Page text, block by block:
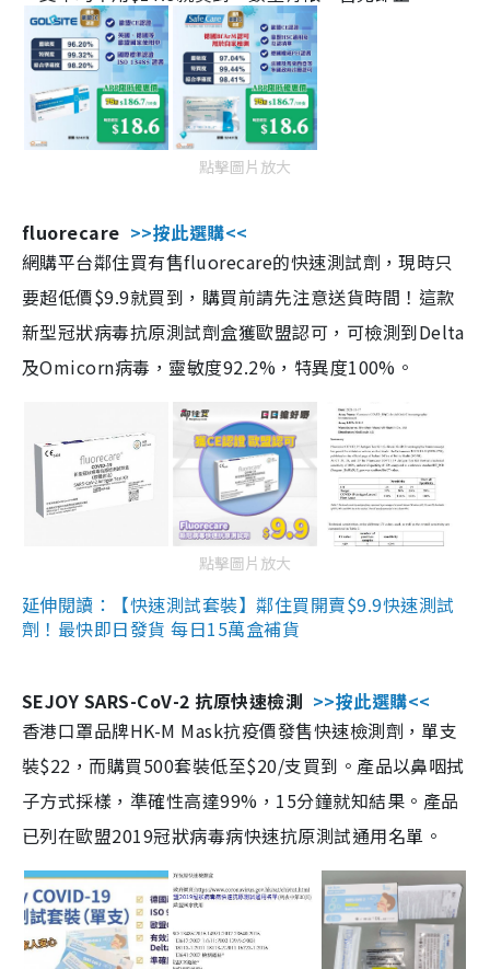
點擊圖片放大
fluorecare >>按此選購<<
網購平台鄰住買有售fluorecare的快速測試劑，現時只
要超低價$9.9就買到，購買前請先注意送貨時間！這款
新型冠狀病毒抗原測試劑盒獲歐盟認可，可檢測到Delta
及Omicorn病毒，靈敏度92.2%，特異度100%。
點擊圖片放大
延伸閱讀：【快速測試套裝】鄰住買開賣$9.9快速測試
劑！最快即日發貨 每日15萬盒補貨
SEJOY SARS-CoV-2 抗原快速檢測 >>按此選購<<
香港口罩品牌HK-M Mask抗疫價發售快速檢測劑，單支
裝$22，而購買500套裝低至$20/支買到。產品以鼻咽拭
子方式採樣，準確性高達99%，15分鐘就知結果。產品
已列在歐盟2019冠狀病毒病快速抗原測試通用名單。